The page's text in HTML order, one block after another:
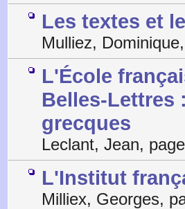
Les textes et
Mulliez,
L'École
Belles-Lettres
grecques
Leclant, Jean,
L'Institut
Milliex, Georges,